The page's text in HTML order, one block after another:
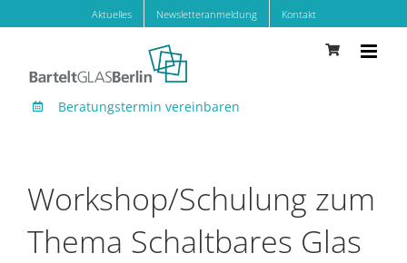
springen
Aktuelles Newsletteranmeldung Kontakt
Beratungstermin vereinbaren
Workshop/Schulung zum
Thema Schaltbares Glas